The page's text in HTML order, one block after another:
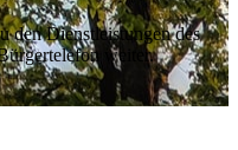
den Dienstleistungen des
weiter.